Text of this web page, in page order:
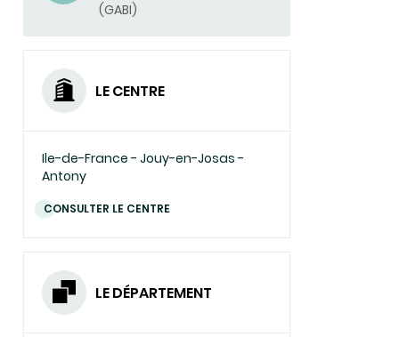
COURRIEL)
(GABI)
LE CENTRE
Ile-de-France - Jouy-en-Josas -
Antony
CONSULTER LE CENTRE
LE DÉPARTEMENT